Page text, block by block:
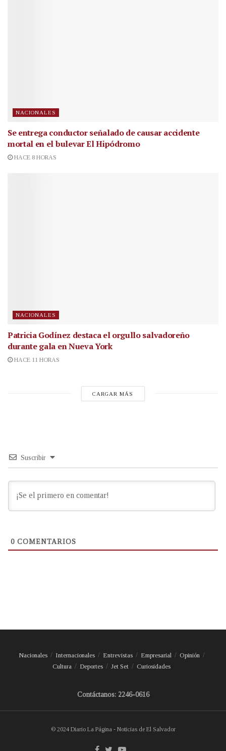
NACIONALES
Se entrega conductor señalado de causar accidente
mortal en el bulevar El Hipódromo
HACE 8 HORAS
NACIONALES
Patricia Godínez destaca el orgullo salvadoreño
durante gala en Nueva York
HACE 11 HORAS
CARGAR MÁS
Suscribir
0 COMENTARIOS
Nacionales Internacionales Entrevistas Empresarial
Opinión
Cultura
Deportes Jet Set Curiosidades
Contáctanos: 2246-0616
© 2024 Diario La Página - Noticias de El Salvador